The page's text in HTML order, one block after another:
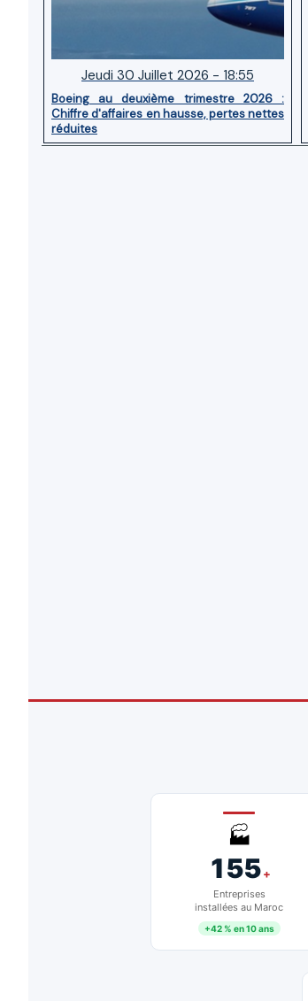
Jeudi 30 Juillet 2026 - 18:55
Boeing au deuxième trimestre 2026 :
Chiffre d'affaires en hausse, pertes nettes
réduites
🏭
155+
Entreprises
installées au Maroc
+42 % en 10 ans